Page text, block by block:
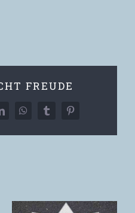
FREUDE
WhatsAppTumblrPinterest